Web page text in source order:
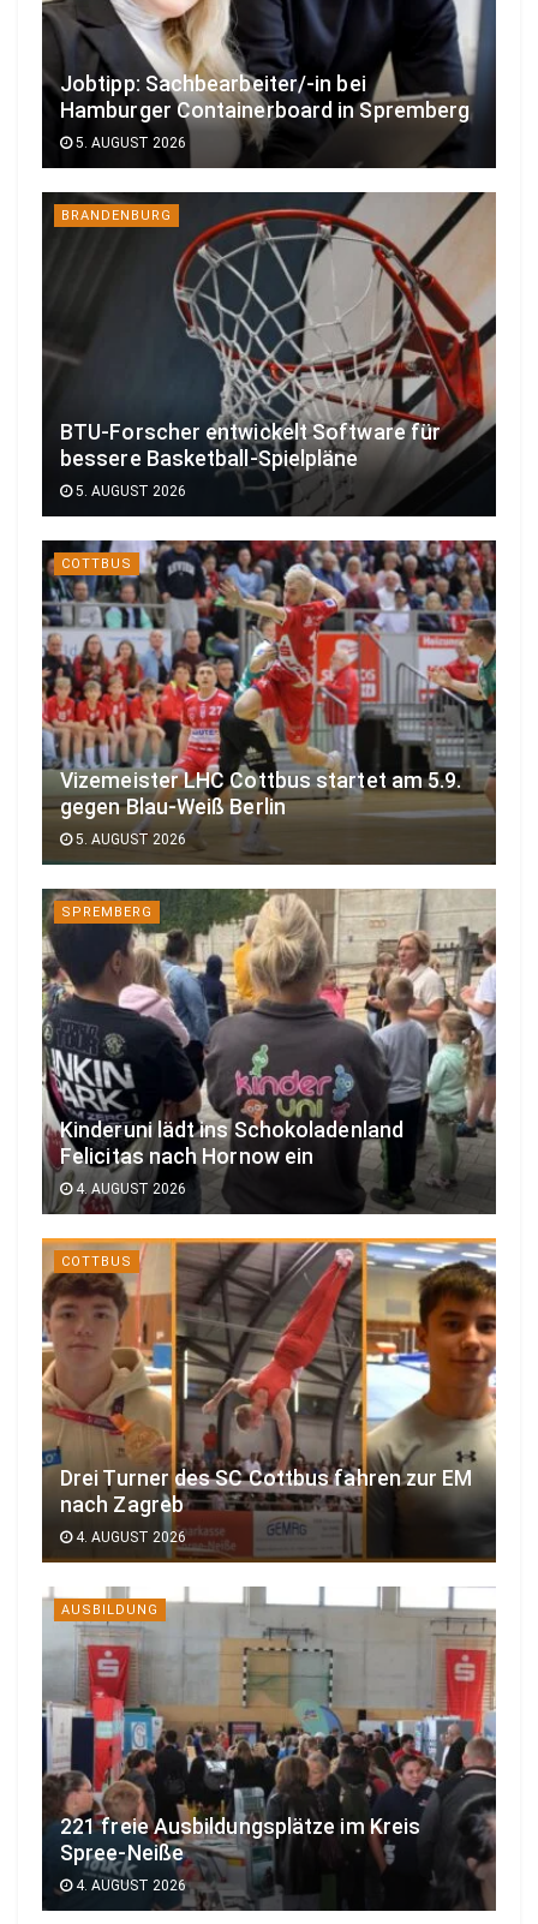
Jobtipp: Sachbearbeiter/-in bei
Hamburger Containerboard in Spremberg
5. AUGUST 2026
BRANDENBURG
BTU-Forscher entwickelt Software für
bessere Basketball-Spielpläne
5. AUGUST 2026
COTTBUS
Vizemeister LHC Cottbus startet am 5.9.
gegen Blau-Weiß Berlin
5. AUGUST 2026
SPREMBERG
Kinderuni lädt ins Schokoladenland
Felicitas nach Hornow ein
4. AUGUST 2026
COTTBUS
Drei Turner des SC Cottbus fahren zur EM
nach Zagreb
4. AUGUST 2026
AUSBILDUNG
221 freie Ausbildungsplätze im Kreis
Spree-Neiße
4. AUGUST 2026